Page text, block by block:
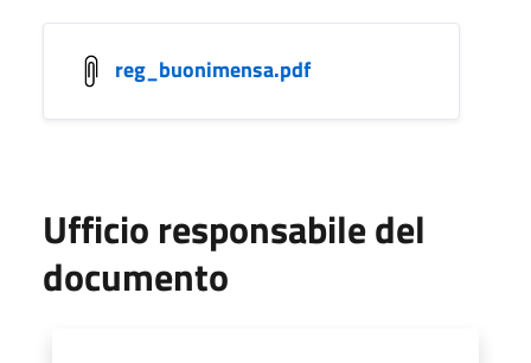
reg_buonimensa.pdf
Ufficio responsabile del
documento